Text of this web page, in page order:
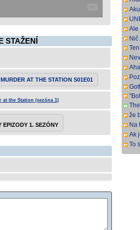
STAŽENÍ
AT THE STATION S01E01
the Station (sezóna 1)
EPIZODY 1. SEZÓNY
full
Ale
ma
že
Na
Ak
To